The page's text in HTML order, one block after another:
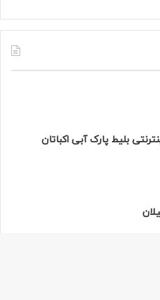
بلیط پارک آبی اکباتان